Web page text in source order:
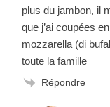
plus du jambon, il
que j’ai coupées
mozzarella (di
toute la famille
Répondre